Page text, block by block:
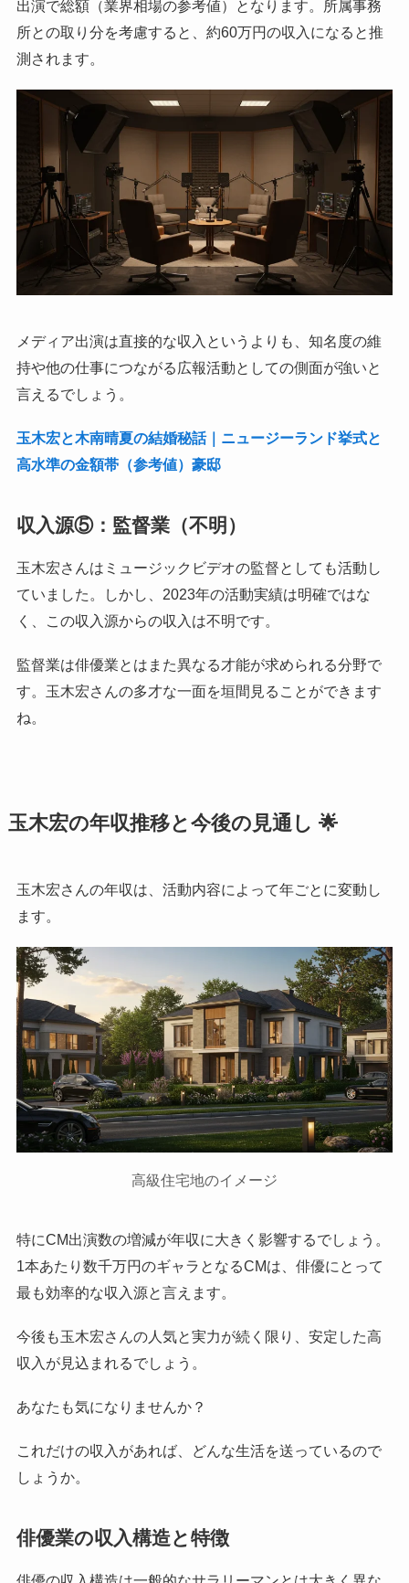
出演で総額（業界相場の参考値）となります。所属事務
所との取り分を考慮すると、約60万円の収入になると推
測されます。
メディア出演は直接的な収入というよりも、知名度の維
持や他の仕事につながる広報活動としての側面が強いと
言えるでしょう。
玉木宏と木南晴夏の結婚秘話｜ニュージーランド挙式と
高水準の金額帯（参考値）豪邸
収入源⑤：監督業（不明）
玉木宏さんはミュージックビデオの監督としても活動し
ていました。しかし、2023年の活動実績は明確ではな
く、この収入源からの収入は不明です。
監督業は俳優業とはまた異なる才能が求められる分野で
す。玉木宏さんの多才な一面を垣間見ることができます
ね。
玉木宏の年収推移と今後の見通し 🌟
玉木宏さんの年収は、活動内容によって年ごとに変動し
ます。
高級住宅地のイメージ
特にCM出演数の増減が年収に大きく影響するでしょう。
1本あたり数千万円のギャラとなるCMは、俳優にとって
最も効率的な収入源と言えます。
今後も玉木宏さんの人気と実力が続く限り、安定した高
収入が見込まれるでしょう。
あなたも気になりませんか？
これだけの収入があれば、どんな生活を送っているので
しょうか。
俳優業の収入構造と特徴